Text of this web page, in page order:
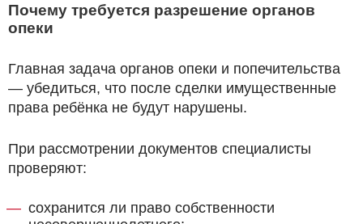
Почему требуется разрешение органов
опеки
Главная задача органов опеки и попечительства
— убедиться, что после сделки имущественные
права ребёнка не будут нарушены.
При рассмотрении документов специалисты
проверяют:
сохранится ли право собственности